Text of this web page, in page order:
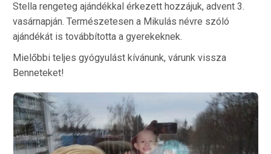
Stella rengeteg ajándékkal érkezett hozzájuk, advent 3.
vasárnapján. Természetesen a Mikulás névre szóló
ajándékát is továbbította a gyerekeknek.
Mielőbbi teljes gyógyulást kívánunk, várunk vissza
Benneteket!